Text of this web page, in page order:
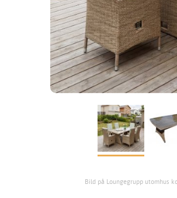
Bild på Loungegrupp utomhus